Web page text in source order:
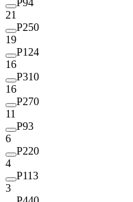
21
P250
19
P124
16
P310
16
P270
11
P93
6
P220
4
P113
3